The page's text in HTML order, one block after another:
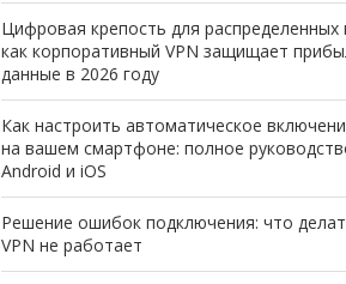
Цифровая крепость для распределенных
как корпоративный VPN защищает
данные в 2026 году
Как настроить автоматическое
на вашем смартфоне: полное
Android и iOS
Решение ошибок подключения: что
VPN не работает